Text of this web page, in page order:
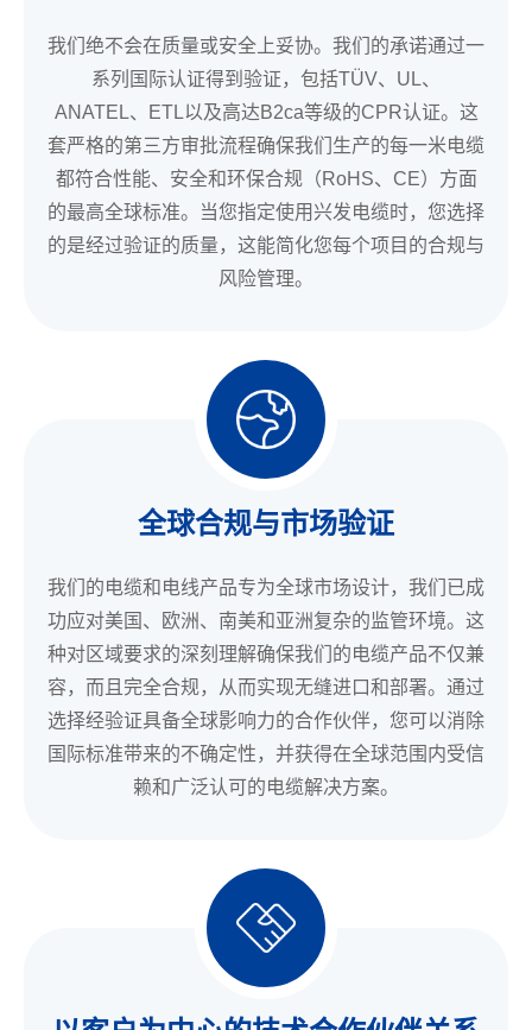
我们绝不会在质量或安全上妥协。我们的承诺通过一
系列国际认证得到验证，包括TÜV、UL、
ANATEL、ETL以及高达B2ca等级的CPR认证。这
套严格的第三方审批流程确保我们生产的每一米电缆
都符合性能、安全和环保合规（RoHS、CE）方面
的最高全球标准。当您指定使用兴发电缆时，您选择
的是经过验证的质量，这能简化您每个项目的合规与
风险管理。
全球合规与市场验证
我们的电缆和电线产品专为全球市场设计，我们已成
功应对美国、欧洲、南美和亚洲复杂的监管环境。这
种对区域要求的深刻理解确保我们的电缆产品不仅兼
容，而且完全合规，从而实现无缝进口和部署。通过
选择经验证具备全球影响力的合作伙伴，您可以消除
国际标准带来的不确定性，并获得在全球范围内受信
赖和广泛认可的电缆解决方案。